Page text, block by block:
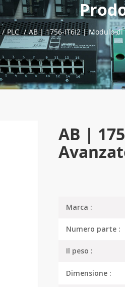
/ PLC / AB | 1756-IT6I2 | Modulo di
AB |
Marca :
Numero parte :
Il peso :
Dimensione :